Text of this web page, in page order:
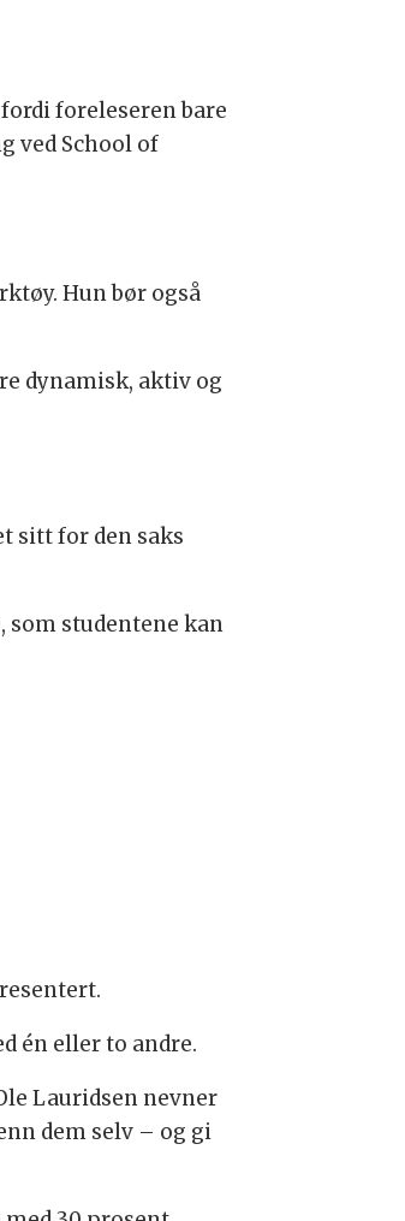
foreleseren bare
ved School of
Hun bør også
dynamisk, aktiv og
sitt for den saks
studentene kan
én eller to andre.
Lauridsen nevner
dem selv – og gi